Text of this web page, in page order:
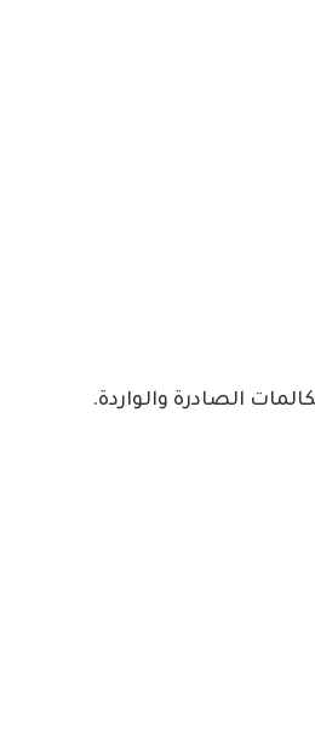
الصادرة والواردة.